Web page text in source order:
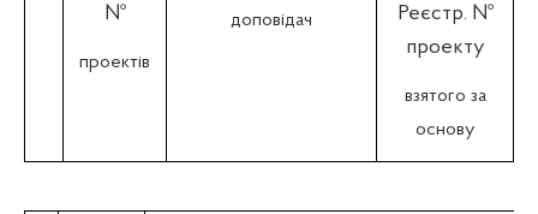
№
проектів
доповідач
Реєстр. №
проекту
взятого за
основу